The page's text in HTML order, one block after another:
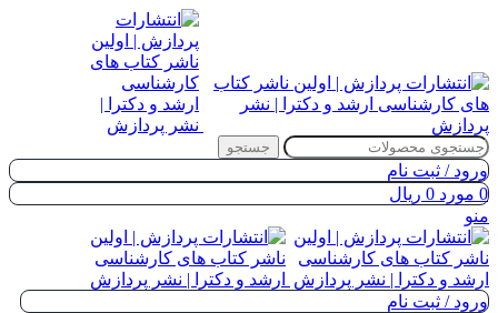
جستجو
ورود / ثبت نام
0 مورد 0 ریال
منو
ورود / ثبت نام